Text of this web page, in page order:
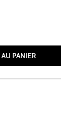
UNDEFINED
DE
PANIER